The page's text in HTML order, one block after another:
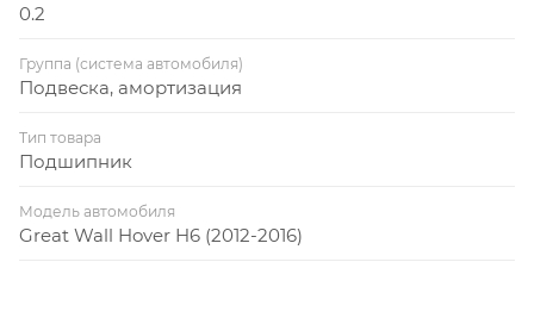
0.2
Группа (система автомобиля)
Подвеска, амортизация
Тип товара
Подшипник
Модель автомобиля
Great Wall Hover H6 (2012-2016)